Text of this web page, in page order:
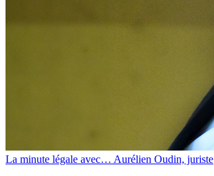
La minute légale avec… Aurélien Oudin, juriste